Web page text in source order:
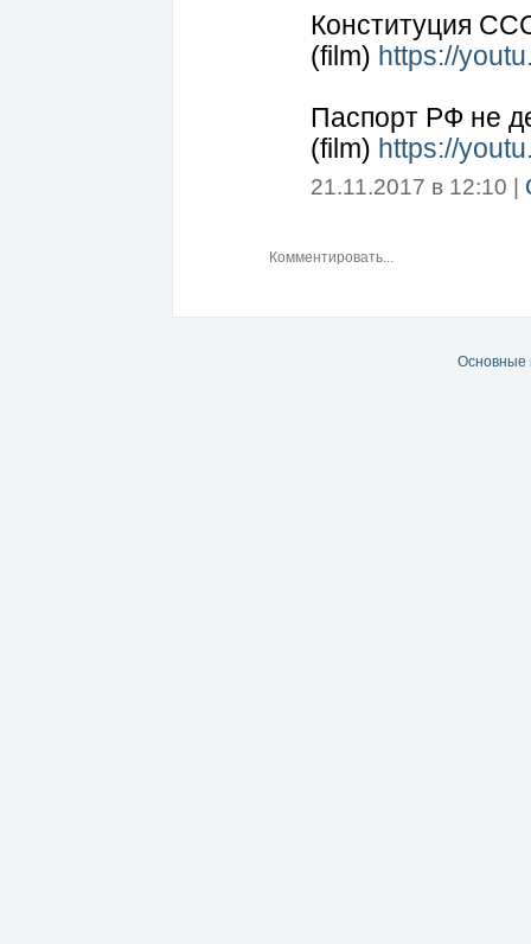
Конституция
(film) https://
Паспорт РФ не
(film) https://
21.11.2017 в 12:10 |
Основные